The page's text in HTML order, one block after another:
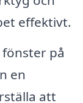
effektivt.
på
en
att